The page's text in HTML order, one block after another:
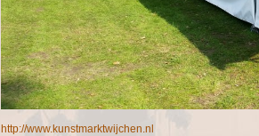
http://www.kunstmarktwijchen.nl